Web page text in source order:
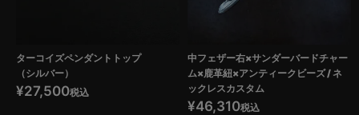
ターコイズペンダントトップ
（シルバー）
¥27,500税込
中フェザー右×サンダーバードチャー
ム×鹿革紐×アンティークビーズ / ネ
ックレスカスタム
¥46,310税込